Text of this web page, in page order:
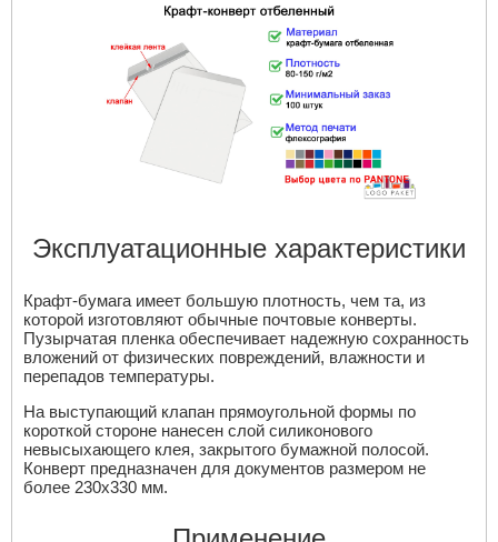
Эксплуатационные характеристики
Крафт-бумага имеет большую плотность, чем та, из
которой изготовляют обычные почтовые конверты.
Пузырчатая пленка обеспечивает надежную сохранность
вложений от физических повреждений, влажности и
перепадов температуры.
На выступающий клапан прямоугольной формы по
короткой стороне нанесен слой силиконового
невысыхающего клея, закрытого бумажной полосой.
Конверт предназначен для документов размером не
более 230х330 мм.